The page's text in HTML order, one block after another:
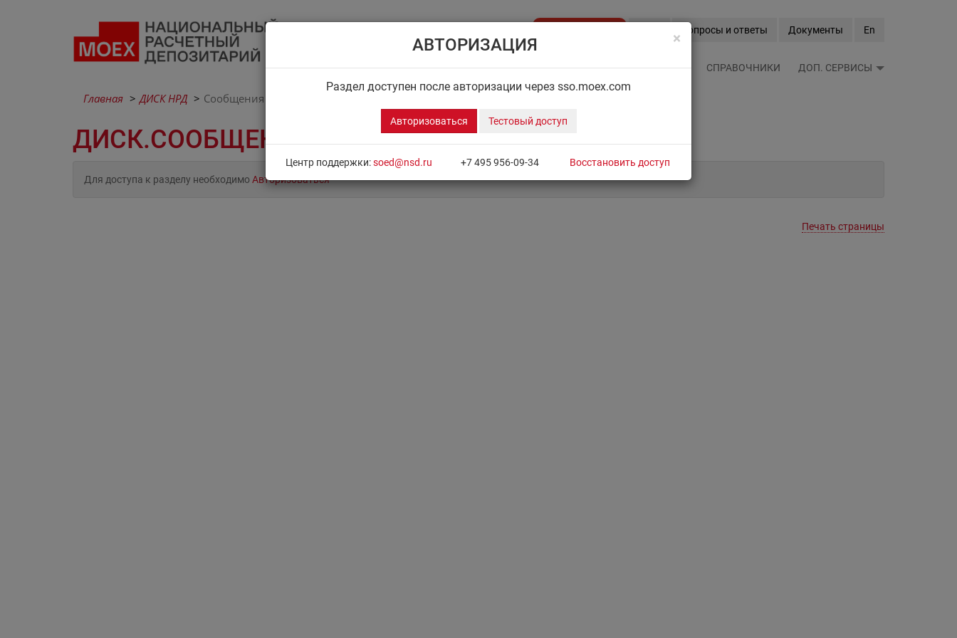
Вопросы и ответы Документы En
API NSD ДИСК НРД ЦЕНОВОЙ ЦЕНТР НОВОСТНЫЕ ЛЕНТЫ СПРАВОЧНИКИ ДОП. СЕРВИСЫ
Главная ДИСК НРД Сообщения
ДИСК.СООБЩЕНИЯ
Для доступа к разделу необходимо Авторизоваться
×
АВТОРИЗАЦИЯ
Раздел доступен после авторизации через sso.moex.com
Авторизоваться Тестовый доступ
Центр поддержки:soed@nsd.ru +7 495 956-09-34 Восстановить доступ
Печать страницы